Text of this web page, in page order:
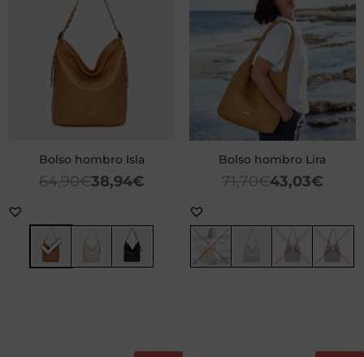
Bolso hombro Isla
64,90€38,94€
Bolso hombro Lira
71,70€43,03€